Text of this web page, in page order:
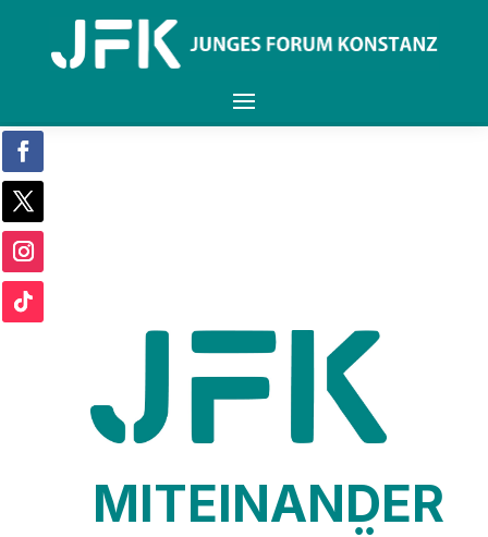
MITEINANDER